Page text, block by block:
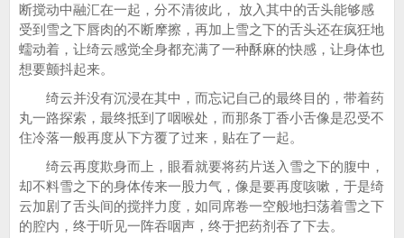
断搅动中融汇在一起，分不清彼此， 放入其中的舌头能够感
受到雪之下唇肉的不断摩擦，再加上雪之下的舌头还在疯狂地
蠕动着，让绮云感觉全身都充满了一种酥麻的快感，让身体也
想要颤抖起来。
绮云并没有沉浸在其中，而忘记自己的最终目的，带着药
丸一路探索，最终抵到了咽喉处，而那条丁香小舌像是忍受不
住冷落一般再度从下方覆了过来，贴在了一起。
绮云再度欺身而上，眼看就要将药片送入雪之下的腹中，
却不料雪之下的身体传来一股力气，像是要再度咳嗽，于是绮
云加剧了舌头间的搅拌力度，如同席卷一空般地扫荡着雪之下
的腔内，终于听见一阵吞咽声，终于把药剂吞了下去。